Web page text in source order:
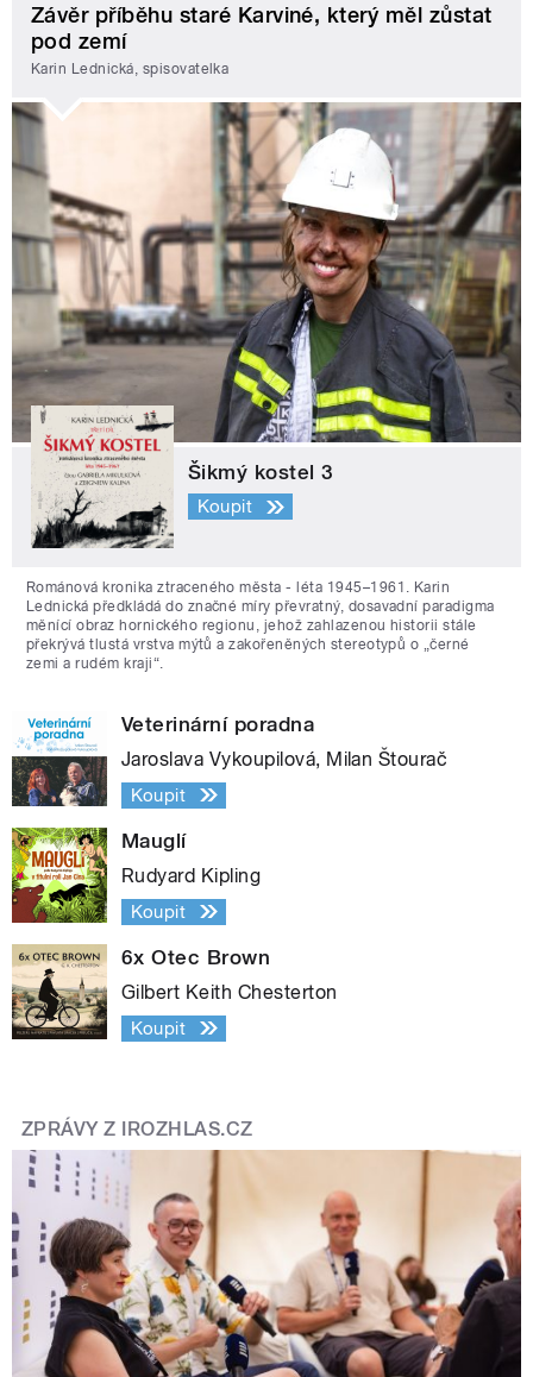
Závěr příběhu staré Karviné, který měl zůstat
pod zemí
Karin Lednická, spisovatelka
Šikmý kostel 3
Koupit
Románová kronika ztraceného města - léta 1945–1961. Karin
Lednická předkládá do značné míry převratný, dosavadní paradigma
měnící obraz hornického regionu, jehož zahlazenou historii stále
překrývá tlustá vrstva mýtů a zakořeněných stereotypů o „černé
zemi a rudém kraji“.
Veterinární poradna
Jaroslava Vykoupilová, Milan Štourač
Koupit
Mauglí
Rudyard Kipling
Koupit
6x Otec Brown
Gilbert Keith Chesterton
Koupit
ZPRÁVY Z IROZHLAS.CZ